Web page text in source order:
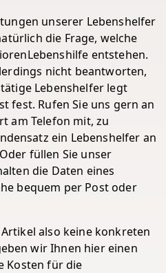
unserer Lebenshelfer
die Frage, welche
entstehen.
nicht beantworten,
Lebenshelfer legt
fest. Rufen Sie uns gern an
am Telefon mit, zu
ein Lebenshelfer an
füllen Sie unser
die Daten eines
bequem per Post oder
also keine konkreten
wir Ihnen hier einen
Kosten für die